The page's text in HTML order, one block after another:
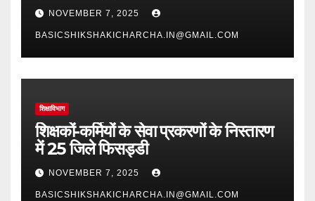
NOVEMBER 7, 2025
BASICSHIKSHAKICHARCHA.IN@GMAIL.COM
शिक्षाविभाग
शिक्षकों-कर्मियों के सेवा प्रकरणों के निस्तारण
में 25 जिले फिसड्डी
NOVEMBER 7, 2025
BASICSHIKSHAKICHARCHA.IN@GMAIL.COM